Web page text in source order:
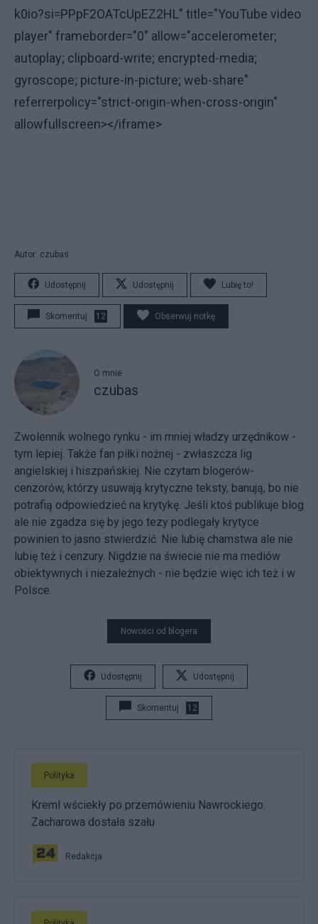
k0io?si=PPpF2OATcUpEZ2HL" title="YouTube video
player" frameborder="0" allow="accelerometer;
autoplay; clipboard-write; encrypted-media;
gyroscope; picture-in-picture; web-share"
referrerpolicy="strict-origin-when-cross-origin"
allowfullscreen></iframe>
Autor: czubas
Udostępnij Udostępnij Lubię to!
Skomentuj 12 Obserwuj notkę
O mnie
czubas
Zwolennik wolnego rynku - im mniej władzy urzędnikow -
tym lepiej. Także fan piłki nożnej - zwłaszcza lig
angielskiej i hiszpańskiej. Nie czytam blogerów-
cenzorów, którzy usuwają krytyczne teksty, banują, bo nie
potrafią odpowiedzieć na krytykę. Jeśli ktoś publikuje blog
ale nie zgadza się by jego tezy podlegały krytyce
powinien to jasno stwierdzić. Nie lubię chamstwa ale nie
lubię też i cenzury. Nigdzie na świecie nie ma mediów
obiektywnych i niezależnych - nie będzie więc ich też i w
Polsce.
Nowości od blogera
Udostępnij Udostępnij
Skomentuj 12
Polityka
Kreml wściekły po przemówieniu Nawrockiego.
Zacharowa dostała szału
Redakcja